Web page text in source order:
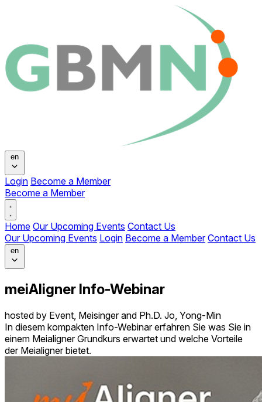
Change language
en
Login Become a Member
Become a Member
Open main menu
Home Our Upcoming Events Contact Us
Our Upcoming Events Login Become a Member Contact Us
Change language
en
meiAligner Info-Webinar
hosted by Event, Meisinger and Ph.D. Jo, Yong-Min
In diesem kompakten Info-Webinar erfahren Sie was Sie in
einem Meialigner Grundkurs erwartet und welche Vorteile
der Meialigner bietet.